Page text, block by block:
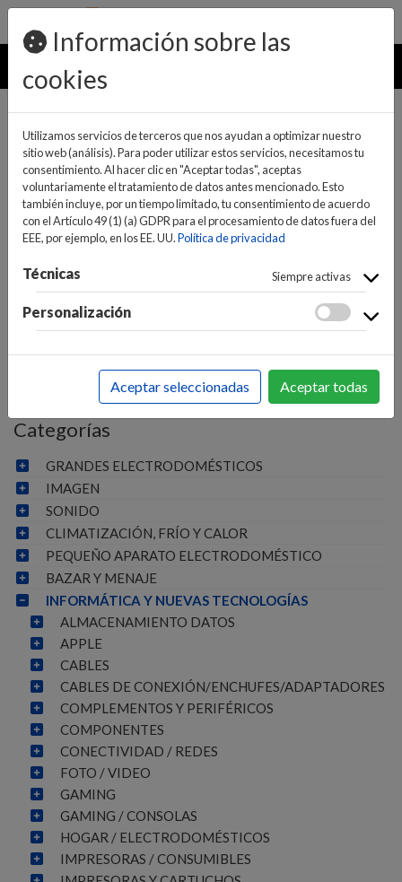
pedidos@ideaelectrodomesticos.com
924 047 836
MENU
INICIO>INFORMÁTICA Y NUEVAS TECNOLOGÍAS>
TELEFONOS Y TABLETS
> FIJOS
Categorías
GRANDES ELECTRODOMÉSTICOS
IMAGEN
SONIDO
CLIMATIZACIÓN, FRÍO Y CALOR
PEQUEÑO APARATO ELECTRODOMÉSTICO
BAZAR Y MENAJE
INFORMÁTICA Y NUEVAS TECNOLOGÍAS
ALMACENAMIENTO DATOS
APPLE
CABLES
CABLES DE CONEXIÓN/ENCHUFES/ADAPTADORES
COMPLEMENTOS Y PERIFÉRICOS
COMPONENTES
CONECTIVIDAD / REDES
FOTO / VIDEO
GAMING
GAMING / CONSOLAS
HOGAR / ELECTRODOMÉSTICOS
IMPRESORAS / CONSUMIBLES
Información sobre las
cookies
Utilizamos servicios de terceros que nos ayudan a optimizar nuestro
sitio web (análisis). Para poder utilizar estos servicios, necesitamos tu
consentimiento. Al hacer clic en "Aceptar todas", aceptas
voluntariamente el tratamiento de datos antes mencionado. Esto
también incluye, por un tiempo limitado, tu consentimiento de acuerdo
con el Artículo 49 (1) (a) GDPR para el procesamiento de datos fuera del
EEE, por ejemplo, en los EE. UU.Política de privacidad
Técnicas Siempre activas
Personalización
Aceptar seleccionadas Aceptar todas